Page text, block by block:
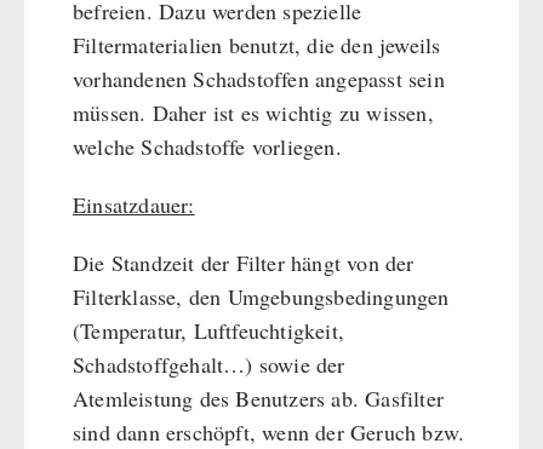
befreien. Dazu werden spezielle
Filtermaterialien benutzt, die den jeweils
vorhandenen Schadstoffen angepasst sein
müssen. Daher ist es wichtig zu wissen,
welche Schadstoffe vorliegen.
Einsatzdauer:
Die Standzeit der Filter hängt von der
Filterklasse, den Umgebungsbedingungen
(Temperatur, Luftfeuchtigkeit,
Schadstoffgehalt…) sowie der
Atemleistung des Benutzers ab. Gasfilter
sind dann erschöpft, wenn der Geruch bzw.